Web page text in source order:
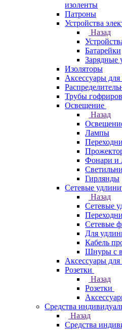
изоленты
Патроны
Устройства
Назад
Батарейки
Зарядные
Изоляторы
Аксессуары
Трубы
Освещение
Назад
Лампы
Фонари и
Гирлянды
Сетевые
Назад
Сетевые
Сетевые
Для
Кабель
Шнуры с
Аксессуары
Розетки
Назад
Розетки
Средства
Назад
Средства